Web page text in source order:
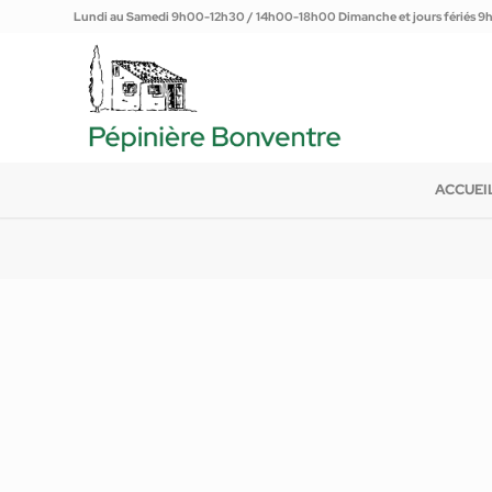
Lundi au Samedi 9h00-12h30 / 14h00-18h00 Dimanche et jours fériés